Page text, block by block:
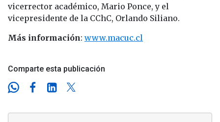
vicerrector académico, Mario Ponce, y el
vicepresidente de la CChC, Orlando Siliano.
Más información: www.macuc.cl
Comparte esta publicación